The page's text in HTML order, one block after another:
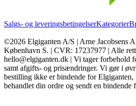
Salgs- og leveringsbetingelserKategorier
©2026 Elgiganten A/S | Arne Jacobsens
København S. | CVR: 17237977 | Alle
hello@elgiganten.dk | Vi tager forbehold
samt afgifts- og prisændringer. Vi gør i
bestilling ikke er bindende for
behandlet din ordre og sendt en bindende